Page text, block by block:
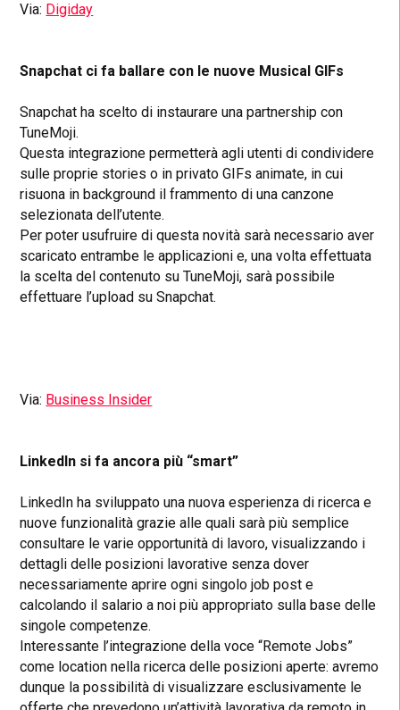
Via: Digiday
Snapchat ci fa ballare con le nuove Musical GIFs
Snapchat ha scelto di instaurare una partnership con
TuneMoji.
Questa integrazione permetterà agli utenti di condividere
sulle proprie stories o in privato GIFs animate, in cui
risuona in background il frammento di una canzone
selezionata dell’utente.
Per poter usufruire di questa novità sarà necessario aver
scaricato entrambe le applicazioni e, una volta effettuata
la scelta del contenuto su TuneMoji, sarà possibile
effettuare l’upload su Snapchat.
Via: Business Insider
LinkedIn si fa ancora più “smart”
LinkedIn ha sviluppato una nuova esperienza di ricerca e
nuove funzionalità grazie alle quali sarà più semplice
consultare le varie opportunità di lavoro, visualizzando i
dettagli delle posizioni lavorative senza dover
necessariamente aprire ogni singolo job post e
calcolando il salario a noi più appropriato sulla base delle
singole competenze.
Interessante l’integrazione della voce “Remote Jobs”
come location nella ricerca delle posizioni aperte: avremo
dunque la possibilità di visualizzare esclusivamente le